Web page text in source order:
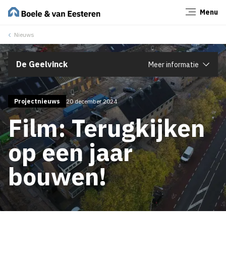
Menu
Nieuws
De Geelvinck Meer informatie
Projectnieuws 20 december 2024
Film: Terugkijken
op een jaar
bouwen!
Sluiten